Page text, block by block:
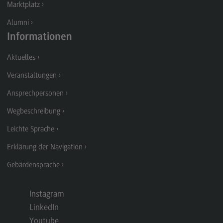
Berufsperspektiven
Kontakt
Master of Business Administration
Modulangebot
Berufsperspektiven
Kontakt
Media and Data-driven Business
Media and Data-driven Business
Modulangebot
Berufsperspektiven
Kontakt
Marktplatz
Alumni
Informationen
Aktuelles
Veranstaltungen
Ansprechpersonen
Wegbeschreibung
Leichte Sprache
Erklärung der Navigation
Gebärdensprache
Instagram
LinkedIn
Youtube